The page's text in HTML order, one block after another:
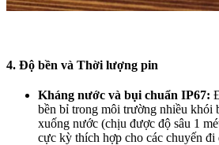
4. Độ bền và Thời lượng pin
Kháng nước và bụi chuẩn IP67:
bền bỉ trong môi trường nhiều khói
xuống nước (chịu được độ sâu 1
cực kỳ thích hợp cho các chuyến